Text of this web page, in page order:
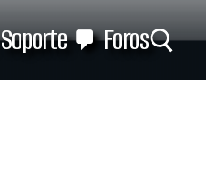
Soporte Foros